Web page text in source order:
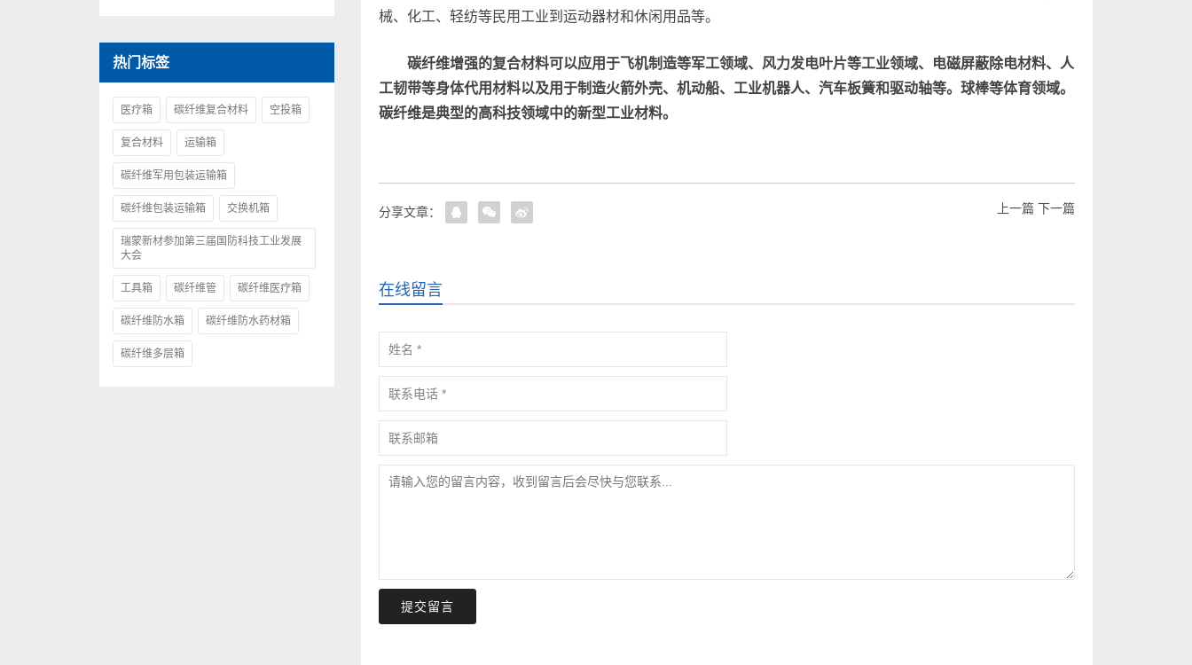
械、化工、轻纺等民用工业到运动器材和休闲用品等。
碳纤维增强的复合材料可以应用于飞机制造等军工领域、风力发电叶片等工业领域、电磁屏蔽除电材料、人
工韧带等身体代用材料以及用于制造火箭外壳、机动船、工业机器人、汽车板簧和驱动轴等。球棒等体育领域。
碳纤维是典型的高科技领域中的新型工业材料。
上一篇 下一篇
分享文章：
在线留言
提交留言
热门标签
医疗箱 碳纤维复合材料 空投箱
复合材料 运输箱
碳纤维军用包装运输箱
碳纤维包装运输箱 交换机箱
瑞蒙新材参加第三届国防科技工业发展
大会
工具箱 碳纤维管 碳纤维医疗箱
碳纤维防水箱 碳纤维防水药材箱
碳纤维多层箱